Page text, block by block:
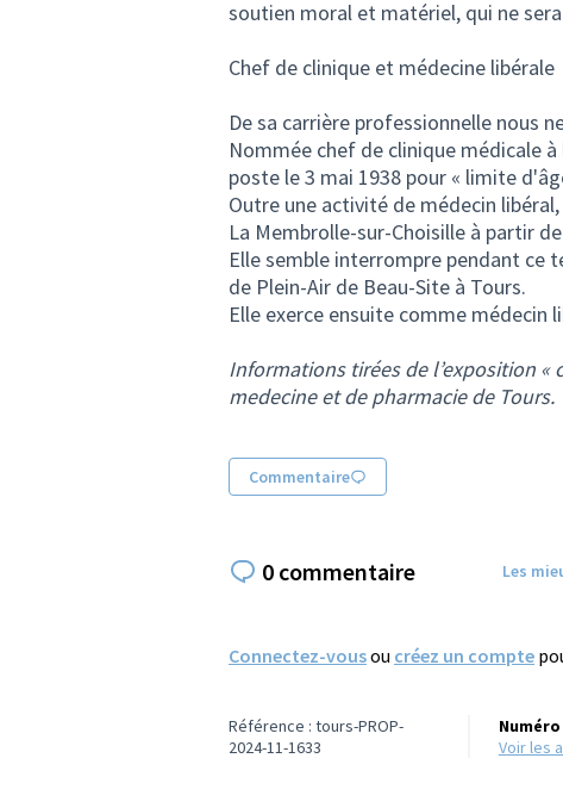
soutien moral et matériel, qui ne
Chef de clinique et médecine libérale
De sa carrière professionnelle nous
Nommée chef de clinique médicale
poste le 3 mai 1938 pour « limite
Outre une activité de médecin
La Membrolle-sur-Choisille à partir
Elle semble interrompre pendant ce
de Plein-Air de Beau-Site à Tours.
Elle exerce ensuite comme médecin
Informations tirées de l’exposition
medecine et de pharmacie de Tours.
Commentaire
0 commentaire Les
Connectez-vousou créez un compte
Référence : tours-PROP-
2024-11-1633
voir les